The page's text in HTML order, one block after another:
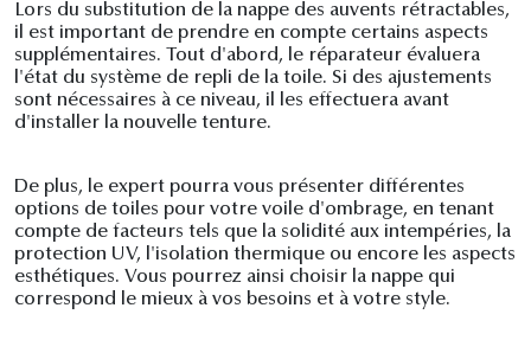
Lors du substitution de la nappe des auvents rétractables,
il est important de prendre en compte certains aspects
supplémentaires. Tout d'abord, le réparateur évaluera
l'état du système de repli de la toile. Si des ajustements
sont nécessaires à ce niveau, il les effectuera avant
d'installer la nouvelle tenture.
De plus, le expert pourra vous présenter différentes
options de toiles pour votre voile d'ombrage, en tenant
compte de facteurs tels que la solidité aux intempéries, la
protection UV, l'isolation thermique ou encore les aspects
esthétiques. Vous pourrez ainsi choisir la nappe qui
correspond le mieux à vos besoins et à votre style.